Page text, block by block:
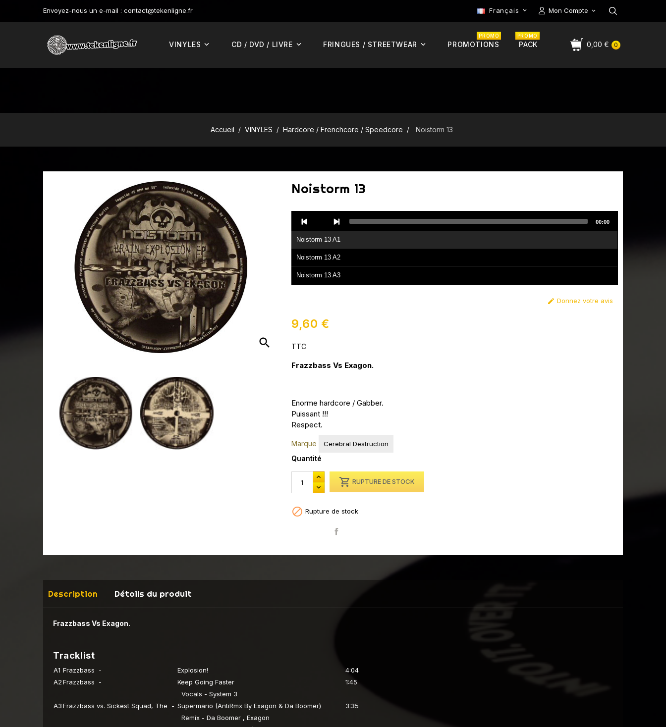
Envoyez-nous un e-mail : contact@tekenligne.fr Mon Compte
Français 
0
0,00 €
VINYLES CD / DVD / LIVRE FRINGUES / STREETWEAR PROMOTIONS
PROMO
PACK
PROMO
Accueil VINYLES Hardcore / Frenchcore / Speedcore Noistorm 13
search
Noistorm 13
Player
Noistorm 13 A1
Noistorm 13 A2
Noistorm 13 A3
Noistorm 13 B3
00:00
 Donnez votre avis
9,60 €
TTC
Frazzbass Vs Exagon.
Enorme hardcore / Gabber.
Puissant !!!
Respect.
Marque Cerebral Destruction
Quantité
 RUPTURE DE STOCK
 Rupture de stock
Description Détails du produit
Frazzbass Vs Exagon.
Tracklist
A1 Frazzbass - Explosion!
4:04
A2Frazzbass - Keep Going Faster
1:45
Vocals - System 3
A3Frazzbass vs. Sickest Squad, The - Supermario (AntiRmx By Exagon & Da Boomer)
3:35
Remix - Da Boomer , Exagon